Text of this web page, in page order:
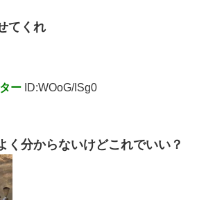
てくれ
ー ID:WOoG/ISg0
く分からないけどこれでいい？